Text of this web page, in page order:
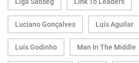
Luciano Gonçalves Luís Aguilar
Luís Godinho Man In The Middle